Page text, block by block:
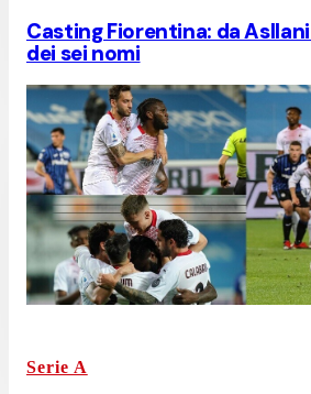
Casting Fiorentina: da
dei sei nomi
Serie A